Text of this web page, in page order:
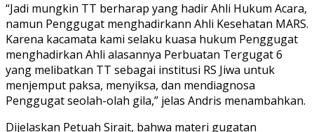
“Jadi mungkin TT berharap yang hadir Ahli Hukum Acara,
namun Penggugat menghadirkann Ahli Kesehatan MARS.
Karena kacamata kami selaku kuasa hukum Penggugat
menghadirkan Ahli alasannya Perbuatan Tergugat 6
yang melibatkan TT sebagai institusi RS Jiwa untuk
menjemput paksa, menyiksa, dan mendiagnosa
Penggugat seolah-olah gila,” jelas Andris menambahkan.
Dijelaskan Petuah Sirait, bahwa materi gugatan